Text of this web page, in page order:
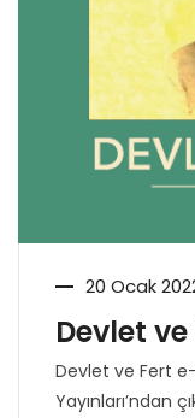
20 Ocak
Devlet
Devlet ve Fert
Yayınları’ndan